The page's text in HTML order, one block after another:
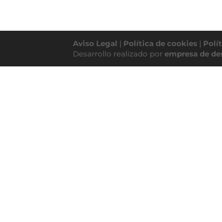
Aviso Legal | Política de cookies |
Desarrollo realizado por empresa de